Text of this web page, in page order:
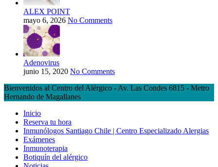
ALEX POINT
mayo 6, 2026 No Comments
Adenovirus
junio 15, 2020 No Comments
Bienvenidos al Centro del Alérgico - Av. Las Condes 6815 - Metro
Hernando de Magallanes
Inicio
Reserva tu hora
Inmunólogos Santiago Chile | Centro Especializado Alergias
Exámenes
Inmunoterapia
Botiquín del alérgico